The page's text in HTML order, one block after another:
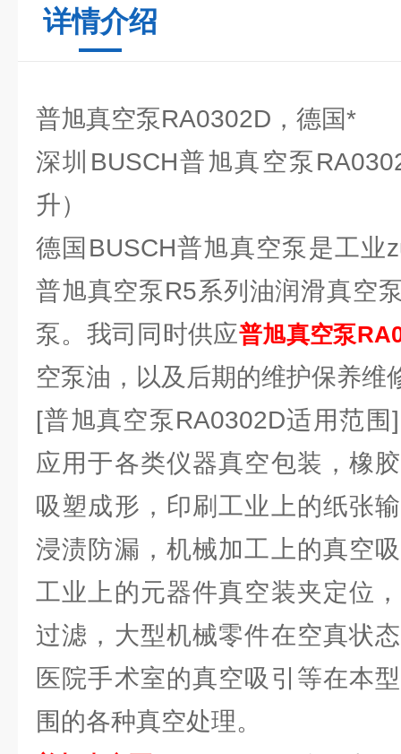
详情介绍
普旭真空泵RA0302D，德国*
深圳BUSCH普旭真空泵
升）
德国BUSCH普旭真空泵是工业
普旭真空泵R5系列油润滑真空
泵。我司同时供应普旭真空泵
空泵油，以及后期的维护保养维
[普旭真空泵RA0302D适用范
应用于各类仪器真空包装，橡
吸塑成形，印刷工业上的纸张
浸渍防漏，机械加工上的真空
工业上的元器件真空装夹定位
过滤，大型机械零件在空真状
医院手术室的真空吸引等在本
围的各种真空处理。